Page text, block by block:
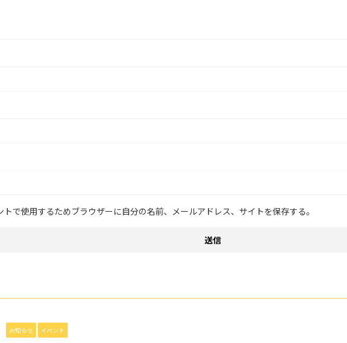
トで使用するためブラウザーに自分の名前、メールアドレス、サイトを保存する。
お知らせ イベント